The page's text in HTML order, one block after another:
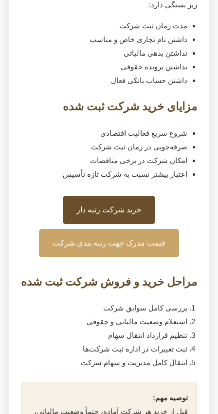
زیر بستگی دارد:
مدت زمان ثبت شرکت
داشتن نام تجاری خاص و مناسب
نداشتن بدهی مالیاتی
نداشتن پرونده حقوقی
داشتن حساب بانکی فعال
مزایای خرید شرکت ثبت شده
شروع سریع فعالیت اقتصادی
صرفه‌جویی در زمان ثبت شرکت
امکان شرکت در برخی مناقصات
اعتبار بیشتر نسبت به شرکت تازه تأسیس
خرید شرکت رتبه دار
قیمت مدرک جهت رتبه بندی شرکت
مراحل خرید و فروش شرکت ثبت شده
بررسی کامل سوابق شرکت
استعلام وضعیت مالیاتی و حقوقی
تنظیم قرارداد انتقال سهام
ثبت تغییرات در اداره ثبت شرکت‌ها
انتقال کامل مدیریت و سهام شرکت
توصیه مهم:
قبل از خرید هر شرکت آماده، حتماً وضعیت مالیاتی،